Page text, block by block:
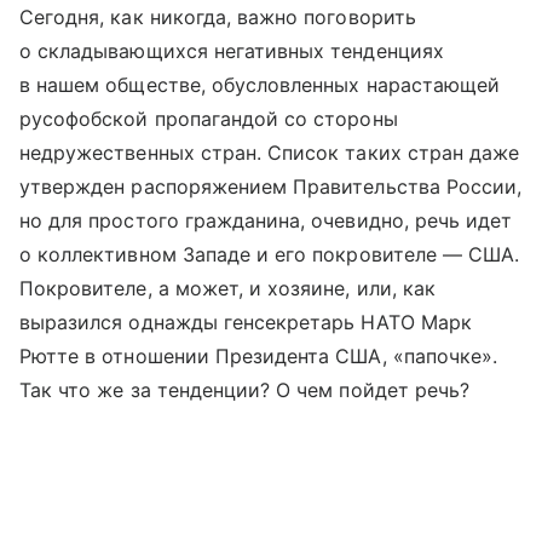
Сегодня, как никогда, важно поговорить
о складывающихся негативных тенденциях
в нашем обществе, обусловленных нарастающей
русофобской пропагандой со стороны
недружественных стран. Список таких стран даже
утвержден распоряжением Правительства России,
но для простого гражданина, очевидно, речь идет
о коллективном Западе и его покровителе — США.
Покровителе, а может, и хозяине, или, как
выразился однажды генсекретарь НАТО Марк
Рютте в отношении Президента США, «папочке».
Так что же за тенденции? О чем пойдет речь?